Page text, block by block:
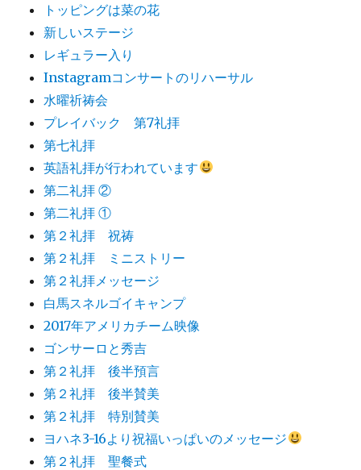
トッピングは菜の花
新しいステージ
レギュラー入り
Instagramコンサートのリハーサル
水曜祈祷会
プレイバック 第7礼拝
第七礼拝
英語礼拝が行われています
第二礼拝 ②
第二礼拝 ①
第２礼拝 祝祷
第２礼拝 ミニストリー
第２礼拝メッセージ
白馬スネルゴイキャンプ
2017年アメリカチーム映像
ゴンサーロと秀吉
第２礼拝 後半預言
第２礼拝 後半賛美
第２礼拝 特別賛美
ヨハネ3-16より祝福いっぱいのメッセージ
第２礼拝 聖餐式